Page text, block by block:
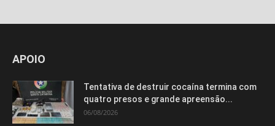
APOIO
Tentativa de destruir cocaína termina com
quatro presos e grande apreensão...
06/08/2026